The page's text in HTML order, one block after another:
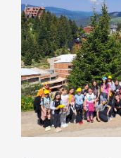
Larger
Image